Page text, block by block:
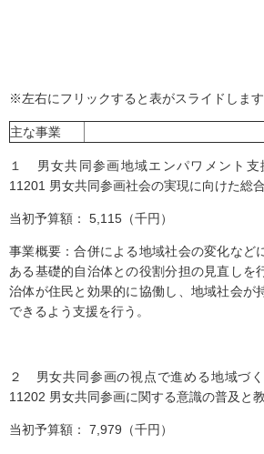
※左右にフリックすると表がスライドします
主な事業
１ 男女共同参画地域エンパワメント
11201 男女共同参画社会の実現に向けた総
当初予算額： 5,115（千円）
事業概要：合併による地域社会の変化など
ある基礎的自治体との役割分担の見直しを
治体が住民と効果的に協働し、地域社会が
できるよう支援を行う。
２ 男女共同参画の視点で進める地域づ
11202 男女共同参画に関する意識の普及と教
当初予算額： 7,979（千円）